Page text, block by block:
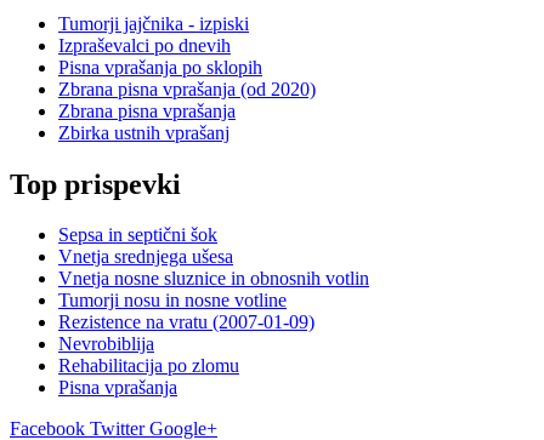
Tumorji jajčnika - izpiski
Izpraševalci po dnevih
Pisna vprašanja po sklopih
Zbrana pisna vprašanja (od 2020)
Zbrana pisna vprašanja
Zbirka ustnih vprašanj
Top prispevki
Sepsa in septični šok
Vnetja srednjega ušesa
Vnetja nosne sluznice in obnosnih votlin
Tumorji nosu in nosne votline
Rezistence na vratu (2007-01-09)
Nevrobiblija
Rehabilitacija po zlomu
Pisna vprašanja
Facebook Twitter Google+